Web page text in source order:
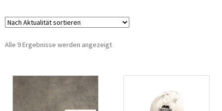
Alle 9 Ergebnisse werden angezeigt